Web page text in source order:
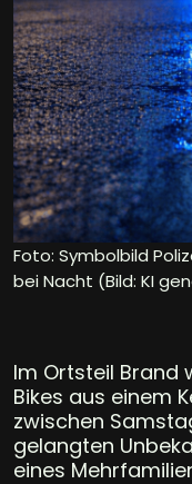
Foto: Symbolbild
bei Nacht (Bild: KI
Im Ortsteil Brand
Bikes aus einem
zwischen
gelangten
eines